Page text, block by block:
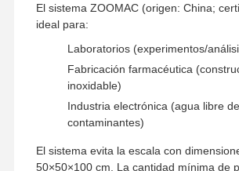
Casos De
Trabajo
Solicitar Una
Cita
Sistema de agua ultrapura de laboratorio
El sistema ZOOMAC (origen: China;
ideal para:
Laboratorios (experimentos/
Fabricación farmacéutica
inoxidable)
Industria electrónica (agua libre de
contaminantes)
El sistema evita la escala con
50×50×100 cm. La cantidad mínima de